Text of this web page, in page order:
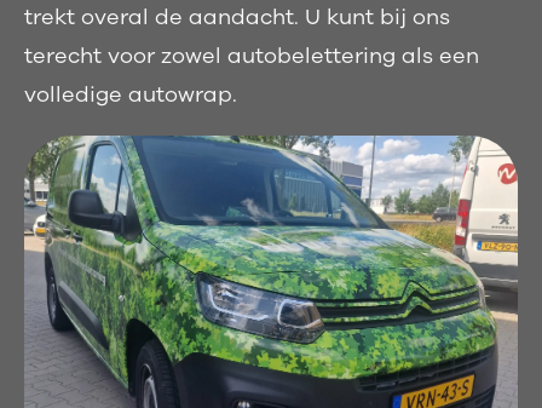
trekt overal de aandacht. U kunt bij ons
terecht voor zowel autobelettering als een
volledige autowrap.